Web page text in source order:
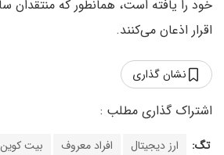
خود را یافته است، همانطور که منتقدان
اقرار اذعان می‌کنند.
نشان گذاری
تگ: ارز دیجیتال افراد معروف بیت کوین